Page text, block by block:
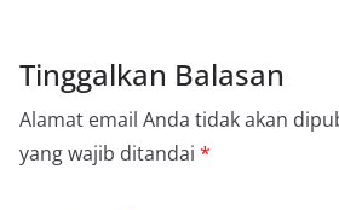
Tinggalkan Balasan
Alamat email Anda tidak akan
yang wajib ditandai *